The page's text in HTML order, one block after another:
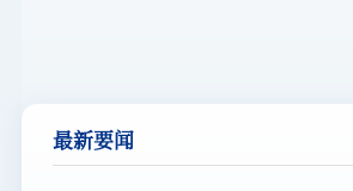
最新要闻